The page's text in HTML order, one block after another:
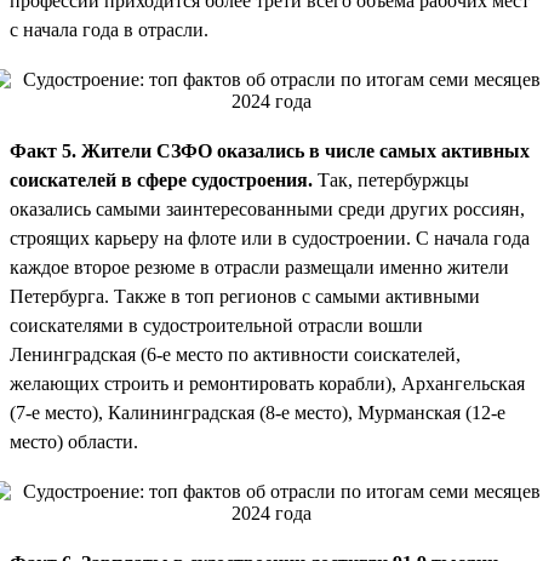
с начала года в отрасли.
Факт 5. Жители СЗФО оказались в числе самых активных
соискателей в сфере судостроения. Так, петербуржцы
оказались самыми заинтересованными среди других россиян,
строящих карьеру на флоте или в судостроении. С начала года
каждое второе резюме в отрасли размещали именно жители
Петербурга. Также в топ регионов с самыми активными
соискателями в судостроительной отрасли вошли
Ленинградская (6-е место по активности соискателей,
желающих строить и ремонтировать корабли), Архангельская
(7-е место), Калининградская (8-е место), Мурманская (12-е
место) области.